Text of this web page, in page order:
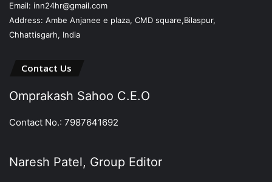
Email: inn24hr@gmail.com
Address: Ambe Anjanee e plaza, CMD square,Bilaspur,
Chhattisgarh, India
Contact Us
Omprakash Sahoo C.E.O
Contact No.: 7987641692
Naresh Patel, Group Editor